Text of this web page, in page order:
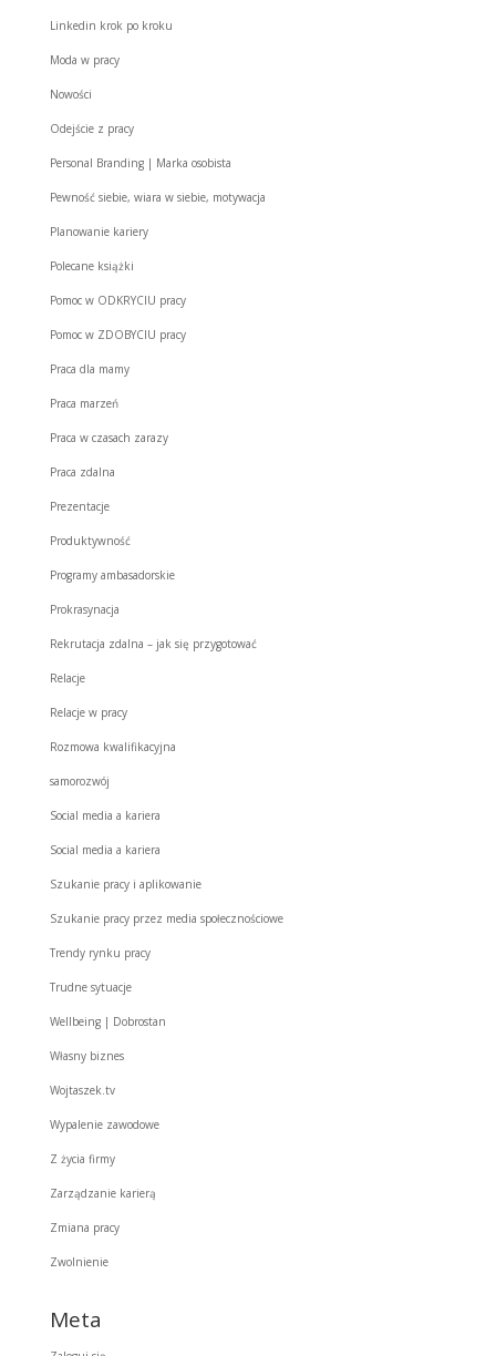
Linkedin krok po kroku
Moda w pracy
Nowości
Odejście z pracy
Personal Branding | Marka osobista
Pewność siebie, wiara w siebie, motywacja
Planowanie kariery
Polecane książki
Pomoc w ODKRYCIU pracy
Pomoc w ZDOBYCIU pracy
Praca dla mamy
Praca marzeń
Praca w czasach zarazy
Praca zdalna
Prezentacje
Produktywność
Programy ambasadorskie
Prokrasynacja
Rekrutacja zdalna – jak się przygotować
Relacje
Relacje w pracy
Rozmowa kwalifikacyjna
samorozwój
Social media a kariera
Social media a kariera
Szukanie pracy i aplikowanie
Szukanie pracy przez media społecznościowe
Trendy rynku pracy
Trudne sytuacje
Wellbeing | Dobrostan
Własny biznes
Wojtaszek.tv
Wypalenie zawodowe
Z życia firmy
Zarządzanie karierą
Zmiana pracy
Zwolnienie
Meta